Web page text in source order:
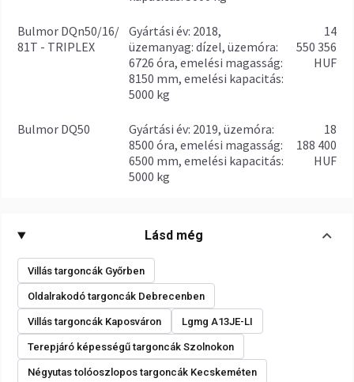
Bulmor DQn50/16/
81T - TRIPLEX
gyártási év: 2018,
üzemanyag: dízel, üzemóra:
6726 óra, emelési magasság:
8150 mm, emelési kapacitás:
5000 kg
14
550 356
HUF
Bulmor DQ50
gyártási év: 2019, üzemóra:
8500 óra, emelési magasság:
6500 mm, emelési kapacitás:
5000 kg
18
188 400
HUF
Lásd még
Villás targoncák Győrben
Oldalrakodó targoncák Debrecenben
Villás targoncák Kaposváron Lgmg A13JE-LI
Terepjáró képességű targoncák Szolnokon
Négyutas tolóoszlopos targoncák Kecskeméten